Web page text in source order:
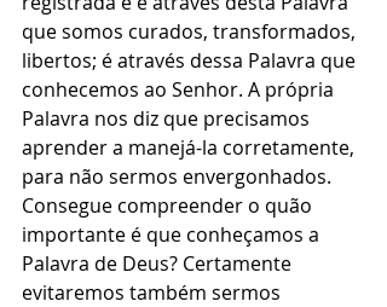
que somos curados, transformados,
libertos; é através dessa Palavra que
conhecemos ao Senhor. A própria
Palavra nos diz que precisamos
aprender a manejá-la corretamente,
para não sermos envergonhados.
Consegue compreender o quão
importante é que conheçamos a
Palavra de Deus? Certamente
evitaremos também sermos